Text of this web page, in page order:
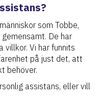
som Tobbe,
De har
Vi har funnits
på just det, att
behöver.
assistans, eller vill